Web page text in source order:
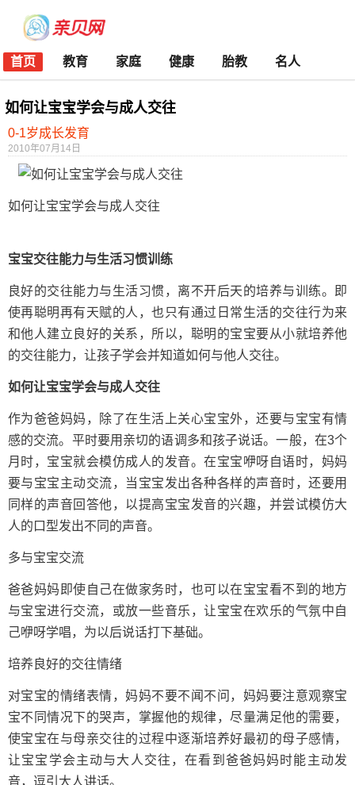
首页 教育 家庭 健康 胎教 名人
如何让宝宝学会与成人交往
0-1岁成长发育
2010年07月14日
如何让宝宝学会与成人交往
宝宝交往能力与生活习惯训练
良好的交往能力与生活习惯，离不开后天的培养与训练。即
使再聪明再有天赋的人，也只有通过日常生活的交往行为来
和他人建立良好的关系，所以，聪明的宝宝要从小就培养他
的交往能力，让孩子学会并知道如何与他人交往。
如何让宝宝学会与成人交往
作为爸爸妈妈，除了在生活上关心宝宝外，还要与宝宝有情
感的交流。平时要用亲切的语调多和孩子说话。一般，在3个
月时，宝宝就会模仿成人的发音。在宝宝咿呀自语时，妈妈
要与宝宝主动交流，当宝宝发出各种各样的声音时，还要用
同样的声音回答他，以提高宝宝发音的兴趣，并尝试模仿大
人的口型发出不同的声音。
多与宝宝交流
爸爸妈妈即使自己在做家务时，也可以在宝宝看不到的地方
与宝宝进行交流，或放一些音乐，让宝宝在欢乐的气氛中自
己咿呀学唱，为以后说话打下基础。
培养良好的交往情绪
对宝宝的情绪表情，妈妈不要不闻不问，妈妈要注意观察宝
宝不同情况下的哭声，掌握他的规律，尽量满足他的需要，
使宝宝在与母亲交往的过程中逐渐培养好最初的母子感情，
让宝宝学会主动与大人交往，在看到爸爸妈妈时能主动发
音，逗引大人讲话。